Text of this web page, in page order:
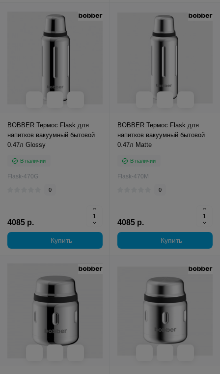
BOBBER Термос Flask для
напитков вакуумный бытовой
0.47л Glossy
В наличии
Flask-470G
0
4085 р.
Купить
BOBBER Термос Flask для
напитков вакуумный бытовой
0.47л Matte
В наличии
Flask-470M
0
4085 р.
Купить